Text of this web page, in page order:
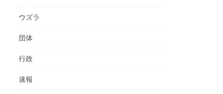
ウズラ
団体
行政
速報